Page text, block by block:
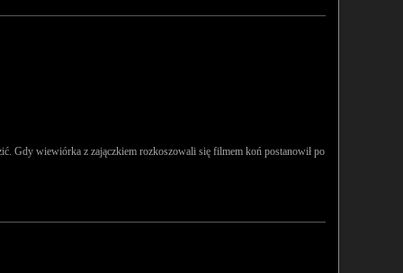
Gdy wiewiórka z zajączkiem rozkoszowali się filmem koń postanowił po